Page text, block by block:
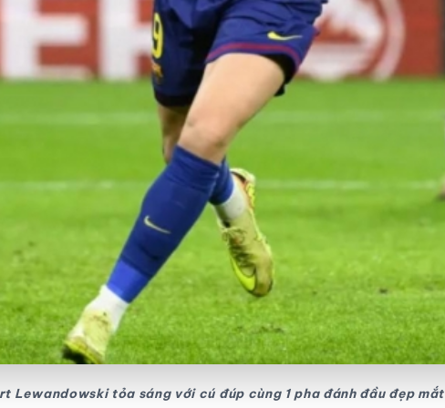
Lewandowski tỏa sáng với cú đúp cùng 1 pha đánh đầu đẹp mắt